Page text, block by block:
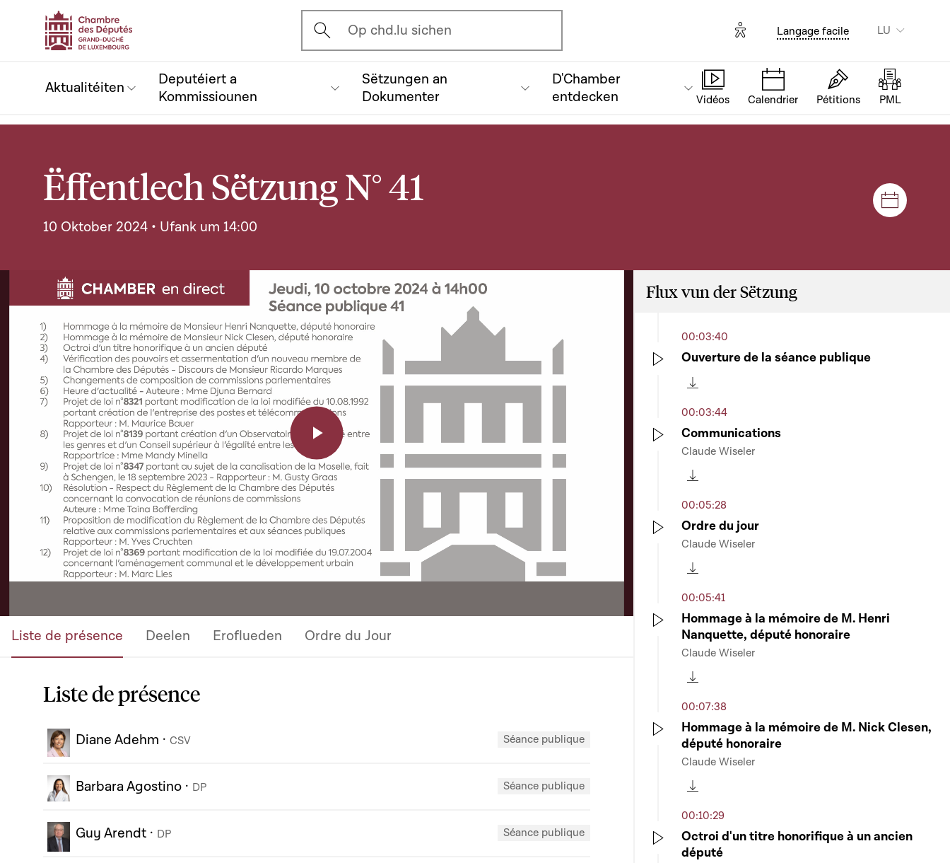
Ouvrir l'écran de recherche
Op chd.lu sichen Options d'accessibilité
Langage facile LU
Aktualitéiten
Deputéiert a
Kommissiounen
Sëtzungen an
Dokumenter
D'Chamber
entdecken
Vidéos Calendrier Pétitions PML
Ëffentlech Sëtzung N° 41
10 Oktober 2024 • Ufank um 14:00
Play
Video
Liste de présence Deelen Eroflueden Ordre du Jour
Liste de présence
Diane Adehm · CSV Séance publique
Barbara Agostino · DP Séance publique
Guy Arendt · DP Séance publique
Flux vun der Sëtzung
00:03:40
Ouverture de la séance publique
00:03:44
Communications
Claude Wiseler
Play
00:05:28
Ordre du jour
Claude Wiseler
Play
00:05:41
Hommage à la mémoire de M. Henri
Nanquette, député honoraire
Claude Wiseler
Play
00:07:38
Hommage à la mémoire de M. Nick Clesen,
député honoraire
Claude Wiseler
00:10:29
Octroi d'un titre honorifique à un ancien
député